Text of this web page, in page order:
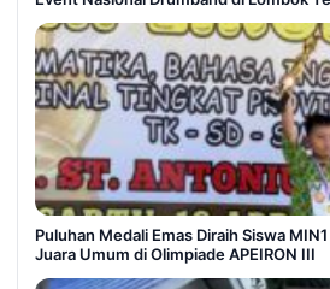
Puluhan Medali Emas Diraih Siswa
Juara Umum di Olimpiade APEIRON III